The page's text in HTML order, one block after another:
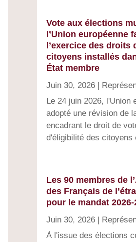
Vote aux élections
l’Union européenne
l’exercice des droits
citoyens installés
État membre
Juin 30, 2026|
Le 24 juin 2026, l'Union
adopté une révision de
encadrant le droit de
d'éligibilité des citoyens
Les 90 membres de
des Français de
pour le mandat 2026-
Juin 30, 2026|
À l'issue des élections